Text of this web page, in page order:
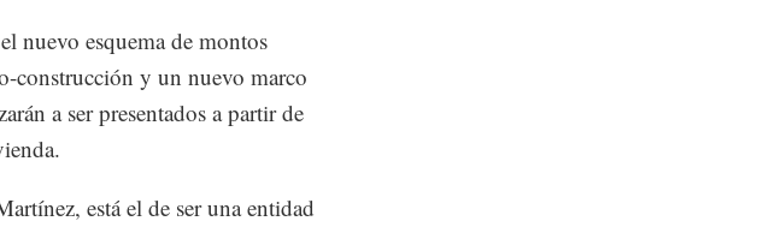
nuevo esquema de montos
construcción y un nuevo marco
a ser presentados a partir de
está el de ser una entidad